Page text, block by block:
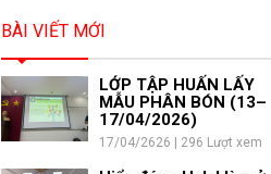
BÀI VIẾT MỚI
LỚP TẬP HUẤN LẤY
MẪU PHÂN BÓN (13–
17/04/2026)
17/04/2626 | 296 Lượt xem